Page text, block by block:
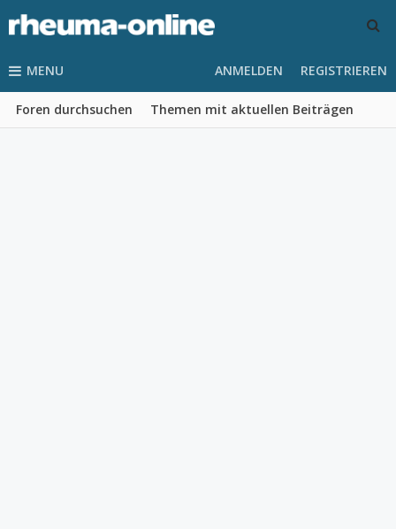
MENU
Foren durchsuchen Themen mit aktuellen Beiträgen
ANMELDEN REGISTRIEREN